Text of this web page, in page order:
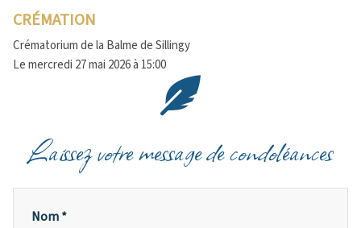
CRÉMATION
Crématorium de la Balme de Sillingy
Le mercredi 27 mai 2026 à 15:00
Laissez votre message de condoléances
Nom *